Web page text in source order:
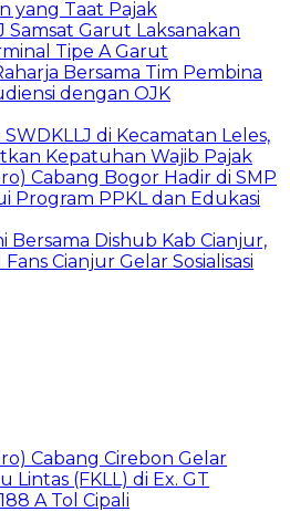
yang Taat Pajak
Samsat Garut Laksanakan
Tipe A Garut
Bersama Tim Pembina
dengan OJK
di Kecamatan Leles,
Kepatuhan Wajib Pajak
Cabang Bogor Hadir di SMP
Program PPKL dan Edukasi
Bersama Dishub Kab Cianjur,
Cianjur Gelar Sosialisasi
Cabang Cirebon Gelar
Lintas (FKLL) di Ex. GT
A Tol Cipali